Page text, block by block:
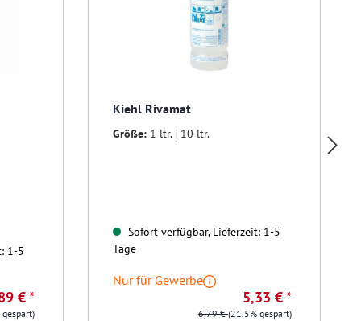
1-5
€ *
Kiehl Rivamat
Größe: 1 ltr. | 10 ltr.
Sofort verfügbar, Lieferzeit: 1-5
Tage
Nur für Gewerbe
5,33 € *
6,79 €(21.5% gespart)